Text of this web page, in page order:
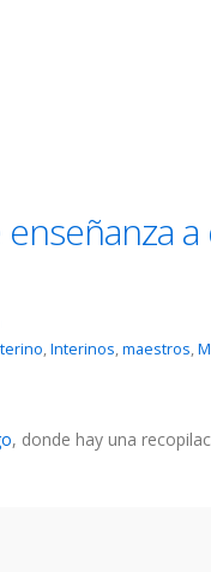
,Interinos,maestros,
, donde hay una